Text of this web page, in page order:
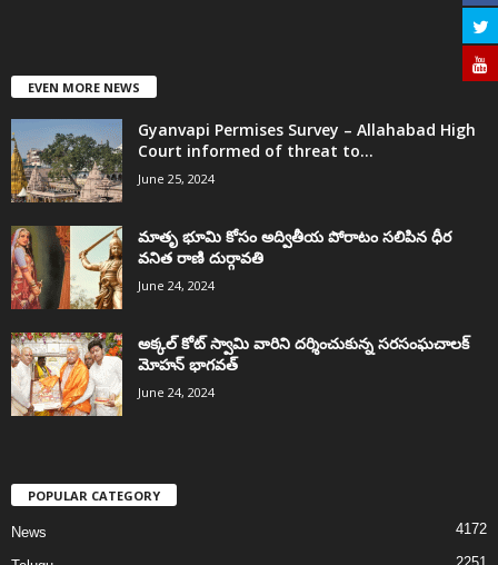
EVEN MORE NEWS
Gyanvapi Permises Survey – Allahabad High
Court informed of threat to...
June 25, 2024
మాతృ భూమి కోసం అద్వితీయ పోరాటం సలిపిన ధీర
వనిత రాణి దుర్గావతి
June 24, 2024
అక్కల్‌ కోట్‌ స్వామి వారిని దర్శించుకున్న సరసంఘచాలక్
మోహన్ భాగవత్
June 24, 2024
POPULAR CATEGORY
News 4172